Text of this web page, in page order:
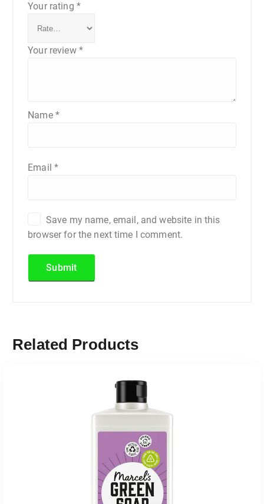
Your rating *
Your review *
Name *
Email *
Save my name, email, and website in this
browser for the next time I comment.
Related Products